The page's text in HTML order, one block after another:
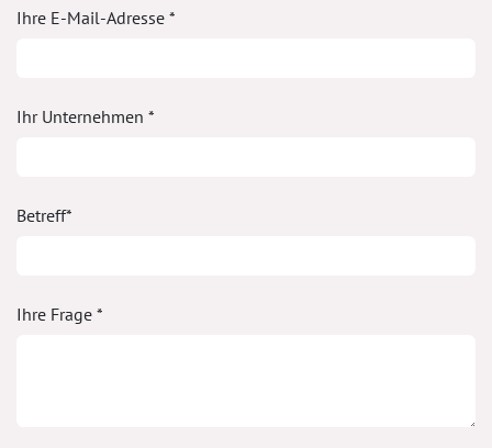
Ihre E-Mail-Adresse *
Ihr Unternehmen *
Betreff*
Ihre Frage *